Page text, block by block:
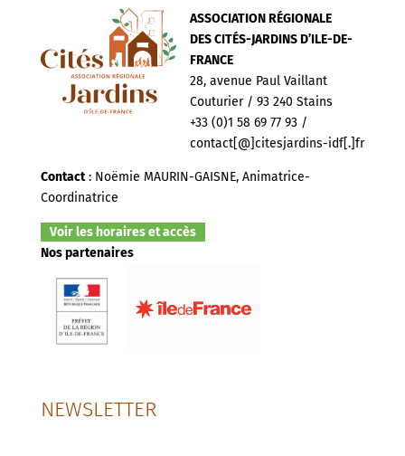
ASSOCIATION RÉGIONALE
DES CITÉS-JARDINS D’ILE-DE-
FRANCE
28, avenue Paul Vaillant
Couturier / 93 240 Stains
+33 (0)1 58 69 77 93 /
contact[@]citesjardins-idf[.]fr
Contact: Noëmie MAURIN-GAISNE, Animatrice-
Coordinatrice
Voir les horaires et accès
Nos partenaires
NEWSLETTER